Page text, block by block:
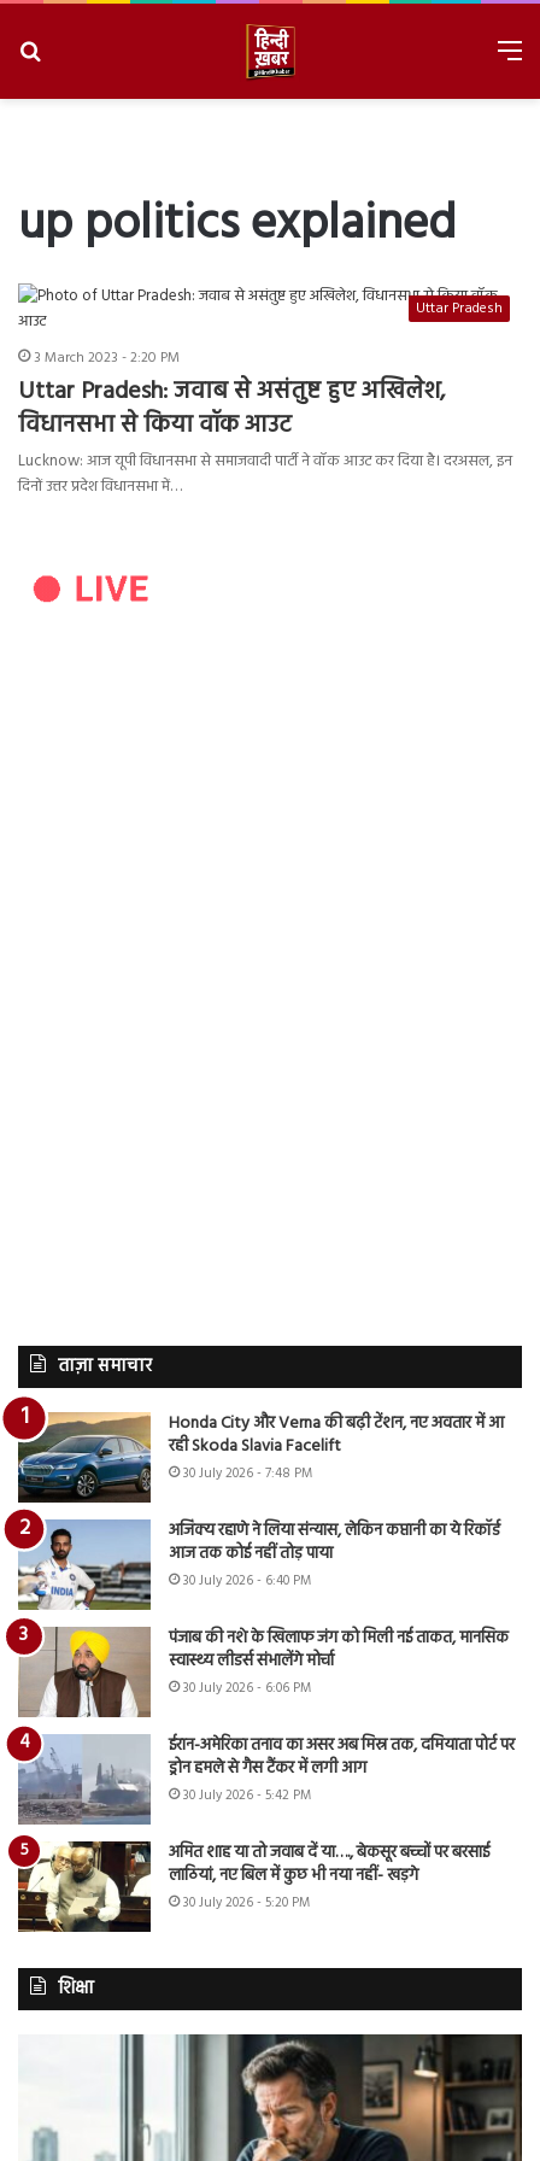
up politics explained
Uttar Pradesh
3 March 2023 - 2:20 PM
Uttar Pradesh: जवाब से असंतुष्ट हुए अखिलेश,
विधानसभा से किया वॉक आउट
Lucknow: आज यूपी विधानसभा से समाजवादी पार्टी ने वॉक आउट कर दिया है। दरअसल, इन
दिनों उत्तर प्रदेश विधानसभा में…
ताज़ा समाचार
Honda City और Verna की बढ़ी टेंशन, नए अवतार में आ
रही Skoda Slavia Facelift
30 July 2026 - 7:48 PM
अजिंक्य रहाणे ने लिया संन्यास, लेकिन कप्तानी का ये रिकॉर्ड
आज तक कोई नहीं तोड़ पाया
30 July 2026 - 6:40 PM
पंजाब की नशे के खिलाफ जंग को मिली नई ताकत, मानसिक
स्वास्थ्य लीडर्स संभालेंगे मोर्चा
30 July 2026 - 6:06 PM
ईरान-अमेरिका तनाव का असर अब मिस्र तक, दमियाता पोर्ट पर
ड्रोन हमले से गैस टैंकर में लगी आग
30 July 2026 - 5:42 PM
अमित शाह या तो जवाब दें या…., बेकसूर बच्चों पर बरसाई
लाठियां, नए बिल में कुछ भी नया नहीं- खड़गे
30 July 2026 - 5:20 PM
शिक्षा